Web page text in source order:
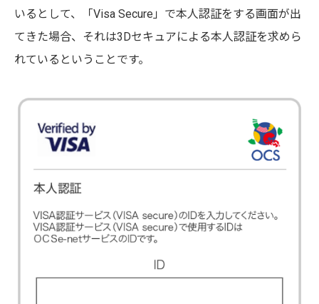
いるとして、「Visa Secure」で本人認証をする画面が出
てきた場合、それは3Dセキュアによる本人認証を求めら
れているということです。